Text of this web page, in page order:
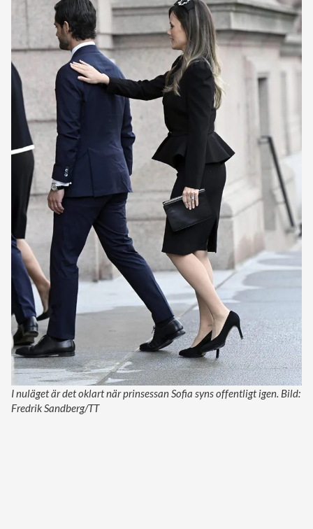
I nuläget är det oklart när prinsessan Sofia syns offentligt igen. Bild:
Fredrik Sandberg/TT